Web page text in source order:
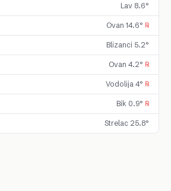
Lav 8.6°
Ovan 14.6° ℞
Blizanci 5.2°
Ovan 4.2° ℞
Vodolija 4° ℞
Bik 0.9° ℞
Strelac 25.8°